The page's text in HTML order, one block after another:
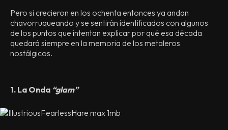
Pero si crecieron en los ochenta entonces ya andan
chavorruqueando y se sentirán identificados con algunos
de los puntos que intentan explicar por qué esa década
quedará siempre en la memoria de los metaleros
nostálgicos.
1. La Onda “glam”